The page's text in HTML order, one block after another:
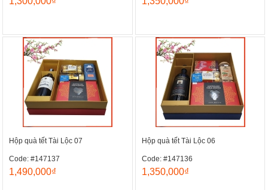
Hộp quà tết Tài Lộc 07
Code: #147137
1,490,000₫
Hộp quà tết Tài Lộc 06
Code: #147136
1,350,000₫